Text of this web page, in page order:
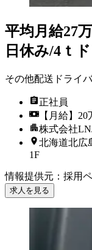
平均月給27
日休み/4ｔ
その他配送ドライ
正社員
【月給】20
株式会社
北海道北広
1F
情報提供元 ： 採用
求人を見る